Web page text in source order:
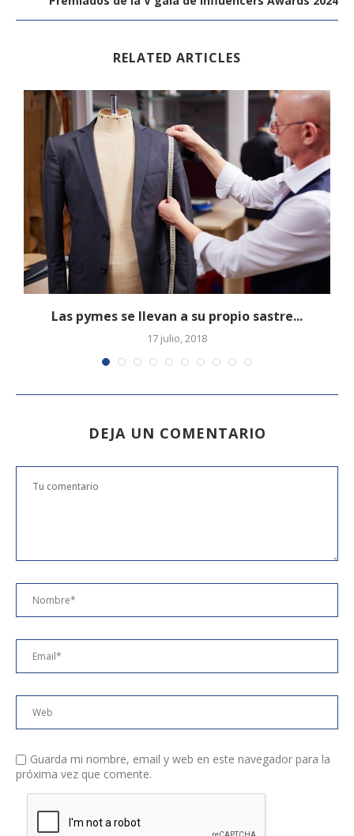
RELATED ARTICLES
Las pymes se llevan a su propio sastre...
17 julio, 2018
DEJA UN COMENTARIO
Guarda mi nombre, email y web en este navegador para la
próxima vez que comente.